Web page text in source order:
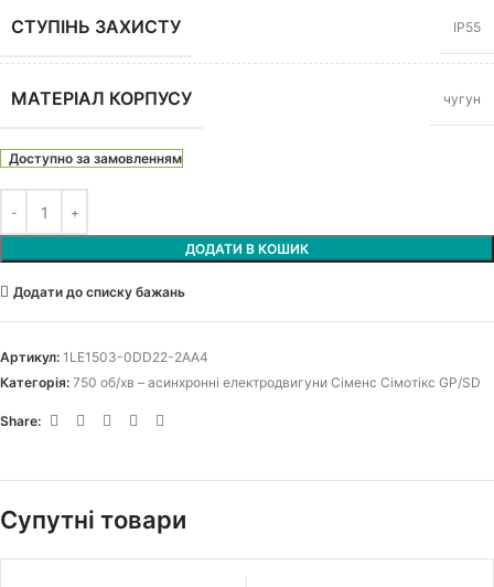
СТУПІНЬ ЗАХИСТУ IP55
МАТЕРІАЛ КОРПУСУ чугун
Доступно за замовленням
ДОДАТИ В КОШИК
Додати до списку бажань
Артикул: 1LE1503-0DD22-2AA4
Категорія: 750 об/хв – асинхронні електродвигуни Сіменс Сімотікс GP/SD
Share:
Супутні товари